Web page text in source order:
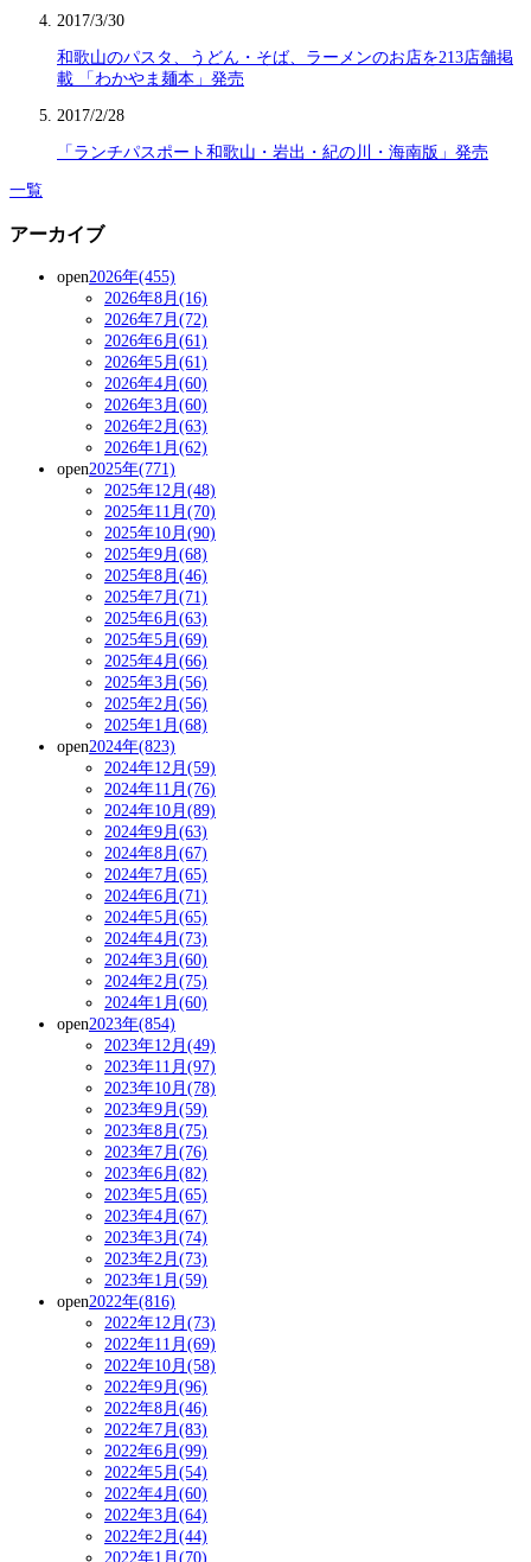
2017/3/30
和歌山のパスタ、うどん・そば、ラーメンのお店を213店舗掲
載 「わかやま麺本」発売
2017/2/28
「ランチパスポート和歌山・岩出・紀の川・海南版」発売
一覧
アーカイブ
open2026年(455)
2026年8月(16)
2026年7月(72)
2026年6月(61)
2026年5月(61)
2026年4月(60)
2026年3月(60)
2026年2月(63)
2026年1月(62)
open2025年(771)
2025年12月(48)
2025年11月(70)
2025年10月(90)
2025年9月(68)
2025年8月(46)
2025年7月(71)
2025年6月(63)
2025年5月(69)
2025年4月(66)
2025年3月(56)
2025年2月(56)
2025年1月(68)
open2024年(823)
2024年12月(59)
2024年11月(76)
2024年10月(89)
2024年9月(63)
2024年8月(67)
2024年7月(65)
2024年6月(71)
2024年5月(65)
2024年4月(73)
2024年3月(60)
2024年2月(75)
2024年1月(60)
open2023年(854)
2023年12月(49)
2023年11月(97)
2023年10月(78)
2023年9月(59)
2023年8月(75)
2023年7月(76)
2023年6月(82)
2023年5月(65)
2023年4月(67)
2023年3月(74)
2023年2月(73)
2023年1月(59)
open2022年(816)
2022年12月(73)
2022年11月(69)
2022年10月(58)
2022年9月(96)
2022年8月(46)
2022年7月(83)
2022年6月(99)
2022年5月(54)
2022年4月(60)
2022年3月(64)
2022年2月(44)
2022年1月(70)